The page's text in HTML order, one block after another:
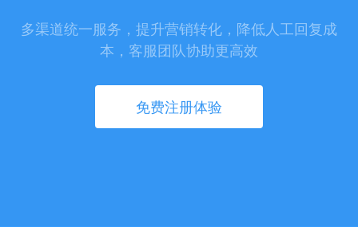
多渠道统一服务，提升营销转化，降低人工回复成
本，客服团队协助更高效
免费注册体验